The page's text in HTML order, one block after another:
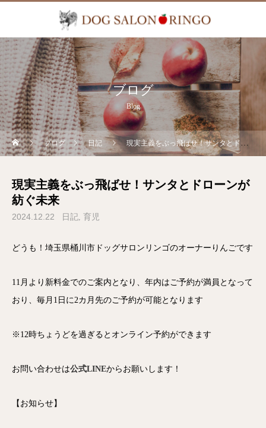
ブログ
Blog
ブログ 日記 現実主義をぶっ飛ばせ！サンタとドローンが紡ぐ未来
現実主義をぶっ飛ばせ！サンタとドローンが
紡ぐ未来
2024.12.22 日記 育児
どうも！埼玉県桶川市ドッグサロンリンゴのオーナーりんごです
11月より新料金でのご案内となり、年内はご予約が満員となって
おり、毎月1日に2カ月先のご予約が可能となります
※12時ちょうどを過ぎるとオンライン予約ができます
お問い合わせは公式LINEからお願いします！
【お知らせ】